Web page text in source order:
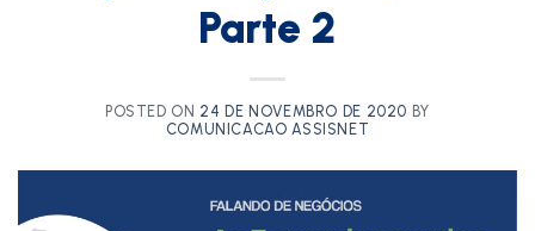
Parte 2
POSTED ON 24 DE NOVEMBRO DE 2020 BY
COMUNICACAO ASSISNET